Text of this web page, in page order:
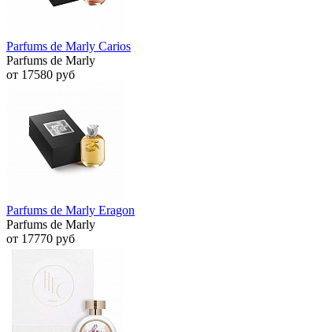
Parfums de Marly Carios
Parfums de Marly
от 17580 руб
Parfums de Marly Eragon
Parfums de Marly
от 17770 руб